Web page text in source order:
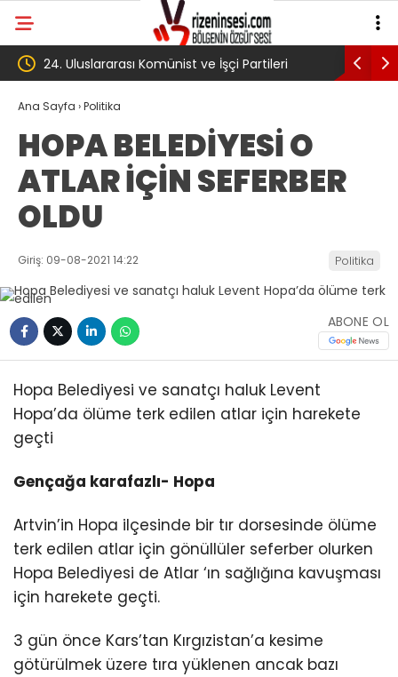
‘Çerçeve yasa’ kanun teklifi Adalet
Komisyonu’ndan geçti
Ana Sayfa ›Politika
HOPA BELEDİYESİ O
ATLAR İÇİN SEFERBER
OLDU
Giriş: 09-08-2021 14:22 Politika
ABONE OL
Hopa Belediyesi ve sanatçı haluk Levent
Hopa’da ölüme terk edilen atlar için harekete
geçti
Gençağa karafazlı- Hopa
Artvin’in Hopa ilçesinde bir tır dorsesinde ölüme
terk edilen atlar için gönüllüler seferber olurken
Hopa Belediyesi de Atlar ‘ın sağlığına kavuşması
için harekete geçti.
3 gün önce Kars’tan Kırgızistan’a kesime
götürülmek üzere tıra yüklenen ancak bazı